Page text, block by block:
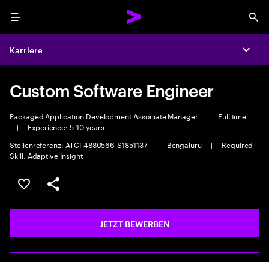
Menu
Karriere
Custom Software Engineer
Packaged Application Development Associate Manager |
Full time
|
Experience: 5-10 years
Stellenreferenz: ATCI-4880566-S1851137
| Bengaluru |
Required
Skill: Adaptive Insight
JOB SPEICHERN
Teilen
JETZT BEWERBEN